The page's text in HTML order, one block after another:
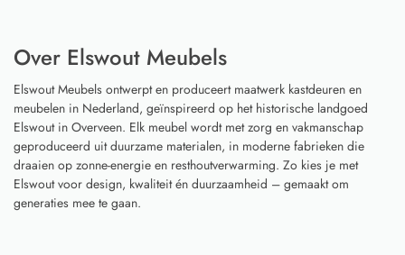
Over Elswout Meubels
Elswout Meubels ontwerpt en produceert maatwerk kastdeuren en
meubelen in Nederland, geïnspireerd op het historische landgoed
Elswout in Overveen. Elk meubel wordt met zorg en vakmanschap
geproduceerd uit duurzame materialen, in moderne fabrieken die
draaien op zonne-energie en resthoutverwarming. Zo kies je met
Elswout voor design, kwaliteit én duurzaamheid – gemaakt om
generaties mee te gaan.